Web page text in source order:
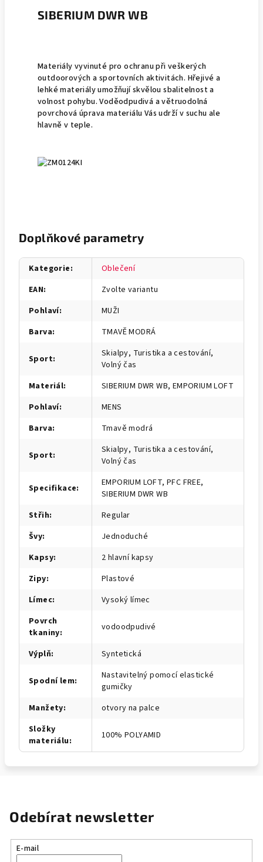
SIBERIUM DWR WB
Materiály vyvinuté pro ochranu při veškerých
outdoorových a sportovních aktivitách. Hřejivé a
lehké materiály umožňují skvělou sbalitelnost a
volnost pohybu. Voděodpudivá a větruodolná
povrchová úprava materiálu Vás udrží v suchu ale
hlavně v teple.
Doplňkové parametry
Kategorie:
Oblečení
EAN:
Zvolte variantu
Pohlaví:
MUŽI
Barva: TMAVĚ MODRÁ
Sport:
Skialpy, Turistika a cestování,
Volný čas
Materiál:
SIBERIUM DWR WB, EMPORIUM LOFT
Pohlaví:
MENS
Barva: Tmavě modrá
Sport:
Skialpy, Turistika a cestování,
Volný čas
Specifikace:
EMPORIUM LOFT, PFC FREE,
SIBERIUM DWR WB
Střih:
Regular
Švy:
Jednoduché
Kapsy:
2 hlavní kapsy
Zipy:
Plastové
Límec:
Vysoký límec
Povrch
tkaniny: vodoodpudivé
Výplň: Syntetická
Spodní lem:
Nastavitelný pomocí elastické
gumičky
Manžety:
otvory na palce
Složky
materiálu: 100% POLYAMID
Odebírat newsletter
E-mail